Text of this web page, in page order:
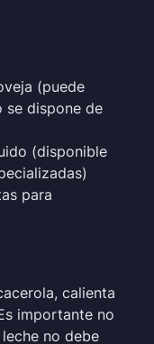
(puede
se dispone de
(disponible
para
calienta
importante no
no debe